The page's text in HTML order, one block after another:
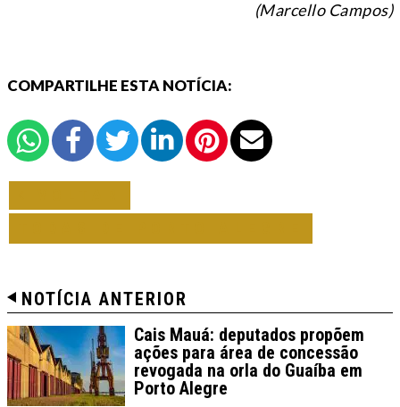
(Marcello Campos)
COMPARTILHE ESTA NOTÍCIA:
NOTÍCIA ANTERIOR
Cais Mauá: deputados propõem
ações para área de concessão
revogada na orla do Guaíba em
Porto Alegre